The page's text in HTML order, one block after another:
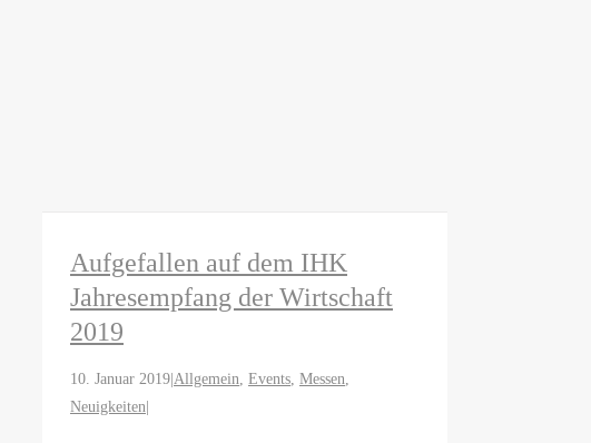
Aufgefallen auf dem IHK
Jahresempfang der Wirtschaft
2019
10. Januar 2019 Allgemein Events Messen
Neuigkeiten